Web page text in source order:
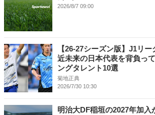
2026/8/7 09:00
【26-27シーズン版】J1リ
近未来の日本代表を背負っ
ングタレント10選
菊地正典
2026/7/30 10:30
明治大DF稲垣の2027年加入